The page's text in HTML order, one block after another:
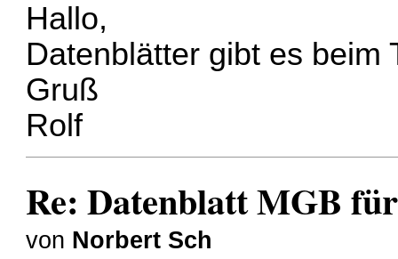
Hallo,
Datenblätter gibt es beim
Gruß
Rolf
Re: Datenblatt MGB
von Norbert Sch